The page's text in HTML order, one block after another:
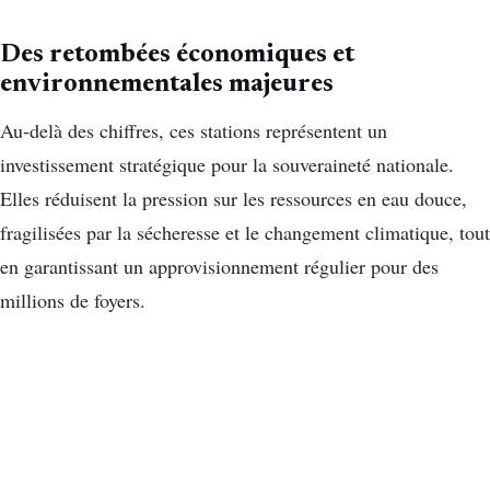
Des retombées économiques et
environnementales majeures
Au-delà des chiffres, ces stations représentent un
investissement stratégique pour la souveraineté nationale.
Elles réduisent la pression sur les ressources en eau douce,
fragilisées par la sécheresse et le changement climatique, tout
en garantissant un approvisionnement régulier pour des
millions de foyers.